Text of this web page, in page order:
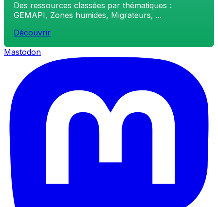
Des ressources classées par thématiques :
GEMAPI, Zones humides, Migrateurs, ...
Découvrir
Mastodon